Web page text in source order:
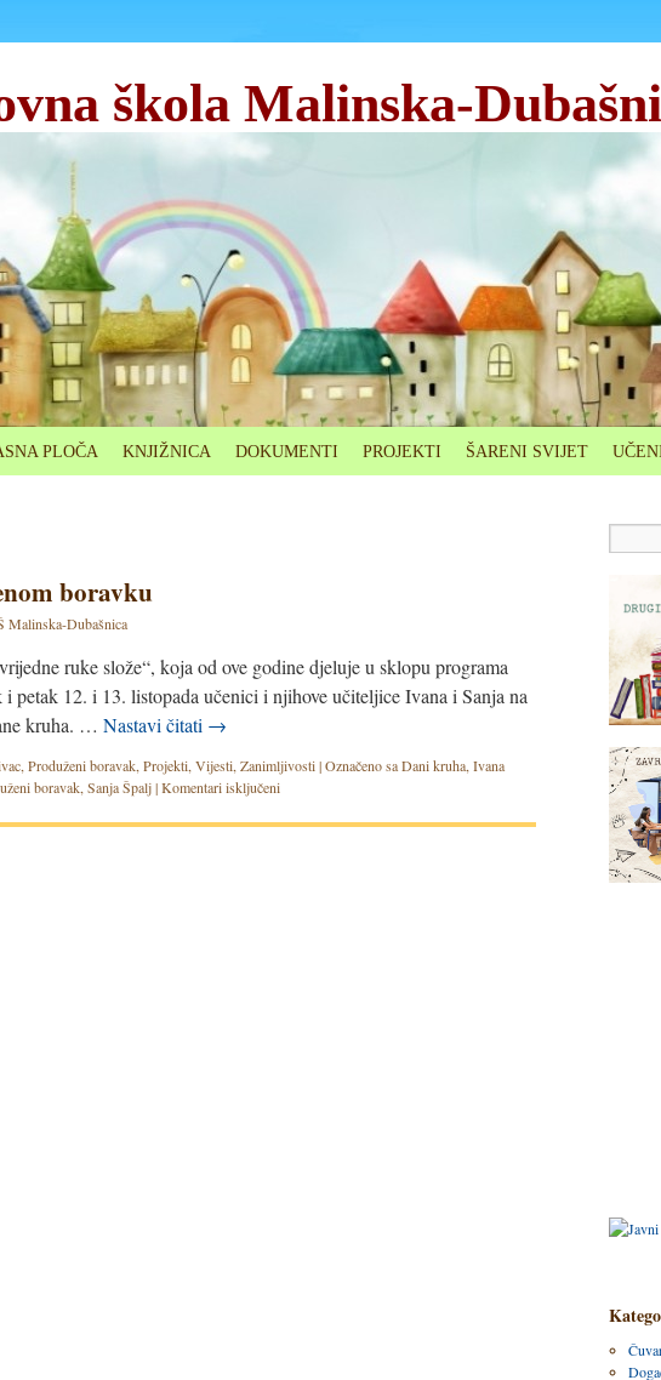
škola Malinska-
PLOČA KNJIŽNICA DOKUMENTI PROJEKTI ŠARENI SVIJET
boravku
Malinska-Dubašnica
ruke slože“, koja od ove godine djeluje u sklopu programa
petak 12. i 13. listopada učenici i njihove učiteljice Ivana i Sanja na
kruha. … Nastavi čitati →
, Produženi boravak, Projekti, Vijesti, Zanimljivosti|Označeno saDani kruha, Ivana
boravak, Sanja Špalj|Komentari isključeni